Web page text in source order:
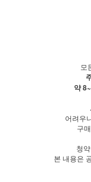
모
약
어려우
구
청
본 내용은